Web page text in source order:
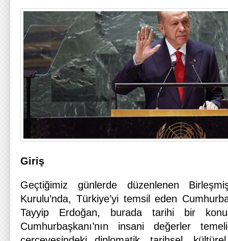
Giriş
Geçtiğimiz günlerde düzenlenen
Kurulu’nda, Türkiye’yi temsil eden
Tayyip Erdoğan, burada tarihi bir
Cumhurbaşkanı’nın insani değerler